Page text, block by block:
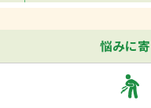
悩みに